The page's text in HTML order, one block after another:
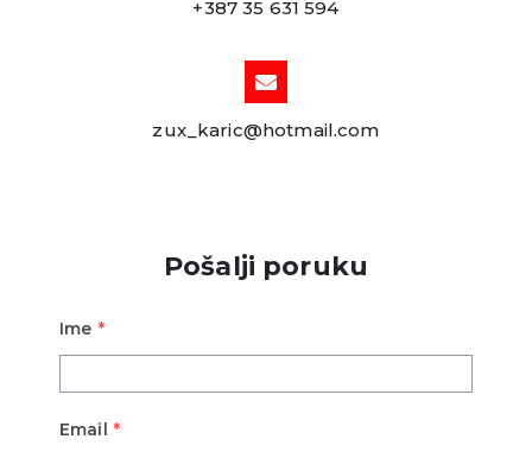
+387 35 631 594
zux_karic@hotmail.com
Pošalji poruku
Ime *
Email *